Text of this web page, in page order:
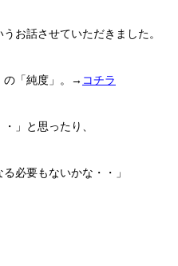
お話させていただきました。
の「純度」。→ コチラ
」と思ったり、
必要もないかな・・」